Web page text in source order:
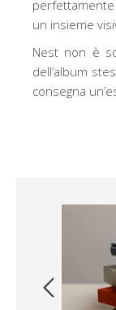
un insieme
Nest non è
dell’album
consegna